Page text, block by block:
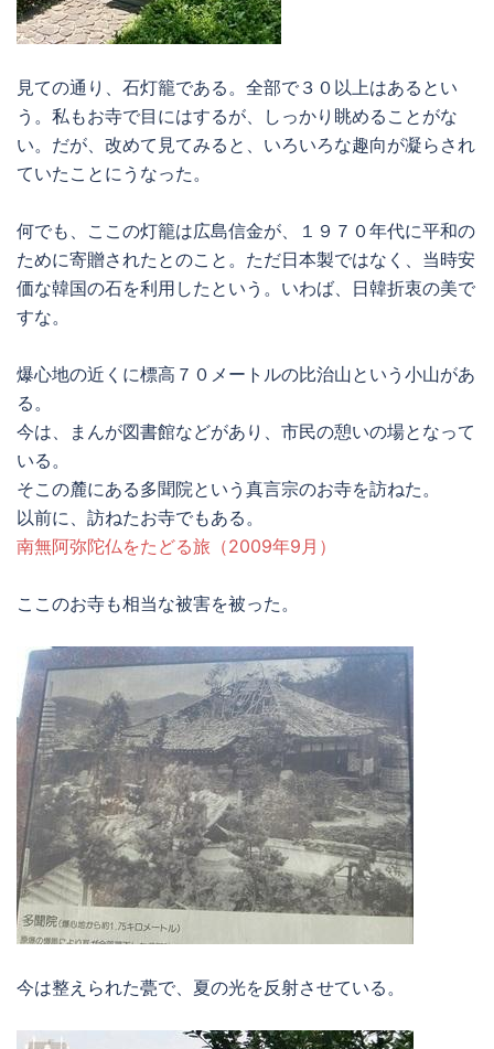
見ての通り、石灯籠である。全部で３０以上はあるとい
う。私もお寺で目にはするが、しっかり眺めることがな
い。だが、改めて見てみると、いろいろな趣向が凝らされ
ていたことにうなった。
何でも、ここの灯籠は広島信金が、１９７０年代に平和の
ために寄贈されたとのこと。ただ日本製ではなく、当時安
価な韓国の石を利用したという。いわば、日韓折衷の美で
すな。
爆心地の近くに標高７０メートルの比治山という小山があ
る。
今は、まんが図書館などがあり、市民の憩いの場となって
いる。
そこの麓にある多聞院という真言宗のお寺を訪ねた。
以前に、訪ねたお寺でもある。
南無阿弥陀仏をたどる旅（2009年9月）
ここのお寺も相当な被害を被った。
今は整えられた甍で、夏の光を反射させている。